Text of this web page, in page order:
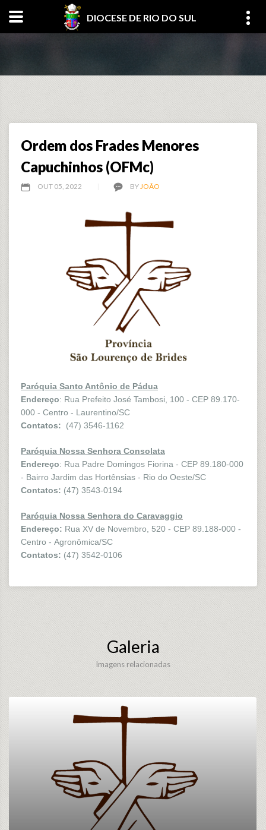
DIOCESE DE RIO DO SUL
Ordem dos Frades Menores
Capuchinhos (OFMc)
OUT 05, 2022 BYJOÃO
Paróquia Santo Antônio de Pádua
Endereço: Rua Prefeito José Tambosi, 100 - CEP 89.170-
000 - Centro - Laurentino/SC
Contatos: (47) 3546-1162
Paróquia Nossa Senhora Consolata
Endereço: Rua Padre Domingos Fiorina - CEP 89.180-000
- Bairro Jardim das Hortênsias - Rio do Oeste/SC
Contatos: (47) 3543-0194
Paróquia Nossa Senhora do Caravaggio
Endereço: Rua XV de Novembro, 520 - CEP 89.188-000 -
Centro - Agronômica/SC
Contatos: (47) 3542-0106
Galeria
Imagens relacionadas